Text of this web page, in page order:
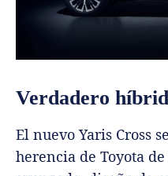
Verdadero
El nuevo Yaris Cross
herencia de Toyota